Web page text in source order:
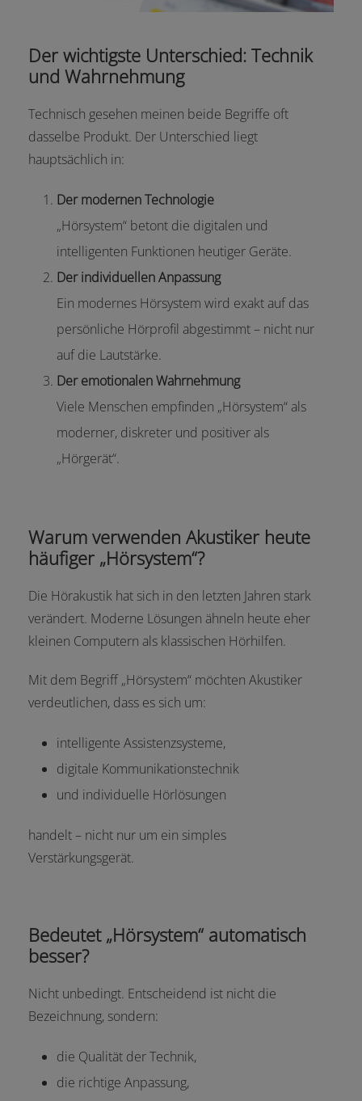
Der wichtigste Unterschied: Technik
und Wahrnehmung
Technisch gesehen meinen beide Begriffe oft
dasselbe Produkt. Der Unterschied liegt
hauptsächlich in:
Der modernen Technologie
„Hörsystem“ betont die digitalen und
intelligenten Funktionen heutiger Geräte.
Der individuellen Anpassung
Ein modernes Hörsystem wird exakt auf das
persönliche Hörprofil abgestimmt – nicht nur
auf die Lautstärke.
Der emotionalen Wahrnehmung
Viele Menschen empfinden „Hörsystem“ als
moderner, diskreter und positiver als
„Hörgerät“.
Warum verwenden Akustiker heute
häufiger „Hörsystem“?
Die Hörakustik hat sich in den letzten Jahren stark
verändert. Moderne Lösungen ähneln heute eher
kleinen Computern als klassischen Hörhilfen.
Mit dem Begriff „Hörsystem“ möchten Akustiker
verdeutlichen, dass es sich um:
intelligente Assistenzsysteme,
digitale Kommunikationstechnik
und individuelle Hörlösungen
handelt – nicht nur um ein simples
Verstärkungsgerät.
Bedeutet „Hörsystem“ automatisch
besser?
Nicht unbedingt. Entscheidend ist nicht die
Bezeichnung, sondern:
die Qualität der Technik,
die richtige Anpassung,